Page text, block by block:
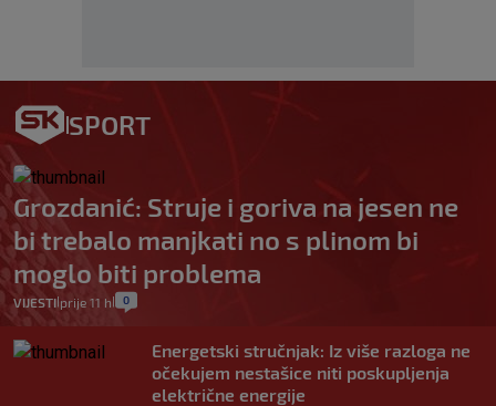
SPORT
Grozdanić: Struje i goriva na jesen ne
bi trebalo manjkati no s plinom bi
moglo biti problema
VIJESTI| prije 11 h 0
Energetski stručnjak: Iz više razloga ne
očekujem nestašice niti poskupljenja
električne energije